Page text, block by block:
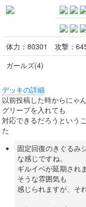
体力： 80301 攻撃：
ガールズ(4)
デッキの詳細
以前投稿した時からにゃ
グリープを入れても
対応できるだろうという
た
固定回復のきぐるみ
な感じですね。
ギルイベが延期され
そうな雰囲気も
感じられますが、そ